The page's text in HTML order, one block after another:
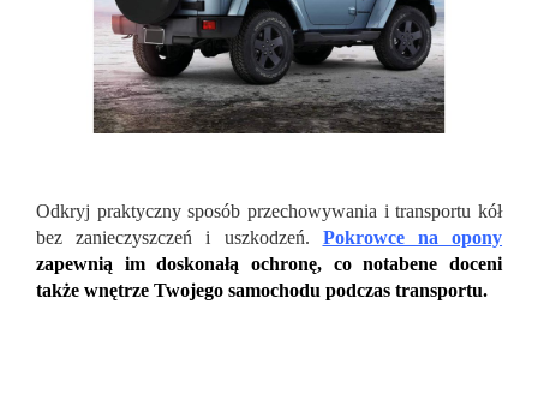
Odkryj praktyczny sposób przechowywania i transportu kół
bez zanieczyszczeń i uszkodzeń. Pokrowce na opony
zapewnią im doskonałą ochronę, co notabene doceni
także wnętrze Twojego samochodu podczas transportu.